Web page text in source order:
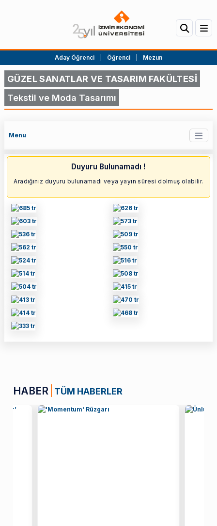
Aday Öğrenci Öğrenci Mezun
GÜZEL SANATLAR VE TASARIM FAKÜLTESİ
Tekstil ve Moda Tasarımı
Menu
Duyuru Bulunamadı !
Aradığınız duyuru bulunamadı veya yayın süresi dolmuş olabilir.
HABER TÜM HABERLER